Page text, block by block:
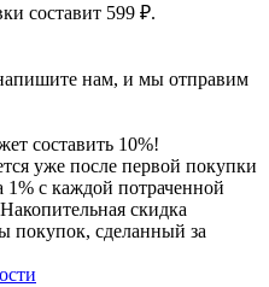
составит 599 ₽.
нам, и мы отправим
составить 10%!
уже после первой покупки
1% с каждой потраченной
скидка
покупок, сделанный за